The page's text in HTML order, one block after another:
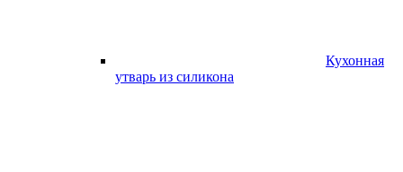
Кухонная
утварь из силикона